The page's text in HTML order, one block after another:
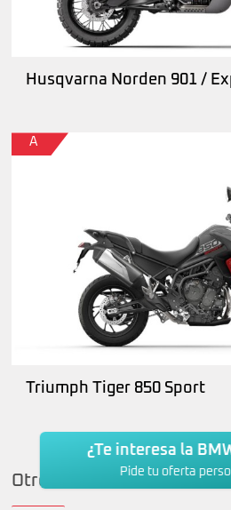
Husqvarna Norden 901 /
A
Triumph Tiger 850 Sport
Otros modelos BMW
¿Te interesa la
Pide tu oferta